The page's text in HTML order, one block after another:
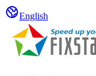
English